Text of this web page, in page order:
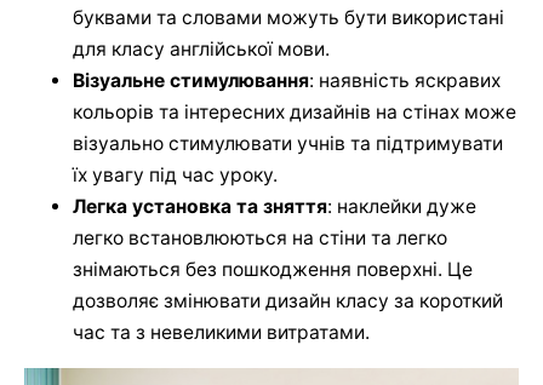
буквами та словами можуть бути використані
для класу англійської мови.
Візуальне стимулювання: наявність яскравих
кольорів та інтересних дизайнів на стінах може
візуально стимулювати учнів та підтримувати
їх увагу під час уроку.
Легка установка та зняття: наклейки дуже
легко встановлюються на стіни та легко
знімаються без пошкодження поверхні. Це
дозволяє змінювати дизайн класу за короткий
час та з невеликими витратами.